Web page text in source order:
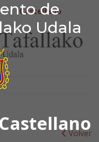
de
Udala
Castellano
de
youtubeCastellano
Volver